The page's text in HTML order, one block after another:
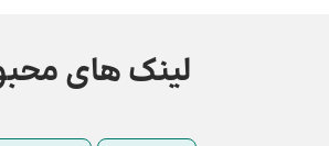
لینک های